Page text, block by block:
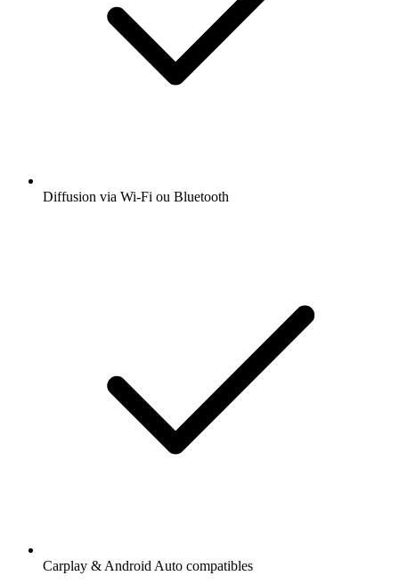
Diffusion via Wi-Fi ou Bluetooth
Carplay & Android Auto compatibles